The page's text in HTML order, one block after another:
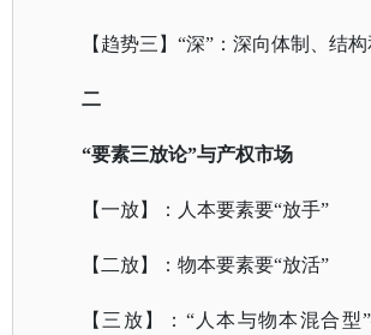
【趋势三】 “深”：深向体制、结
二
“要素三放论”与产权市场
【一放】：人本要素要“放手”
【二放】：物本要素要“放活”
【三放】： “人本与物本混合